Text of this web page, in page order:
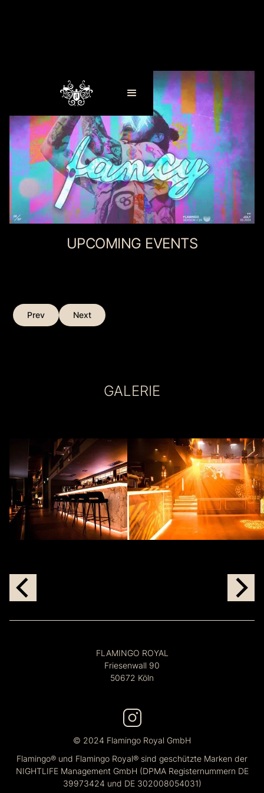
UPCOMING EVENTS
Prev Next
GALERIE
FLAMINGO ROYAL
Friesenwall 90
50672 Köln
© 2024 Flamingo Royal GmbH
Flamingo® und Flamingo Royal® sind geschützte Marken der
NIGHTLIFE Management GmbH (DPMA Registernummern DE
39973424 und DE 302008054031)